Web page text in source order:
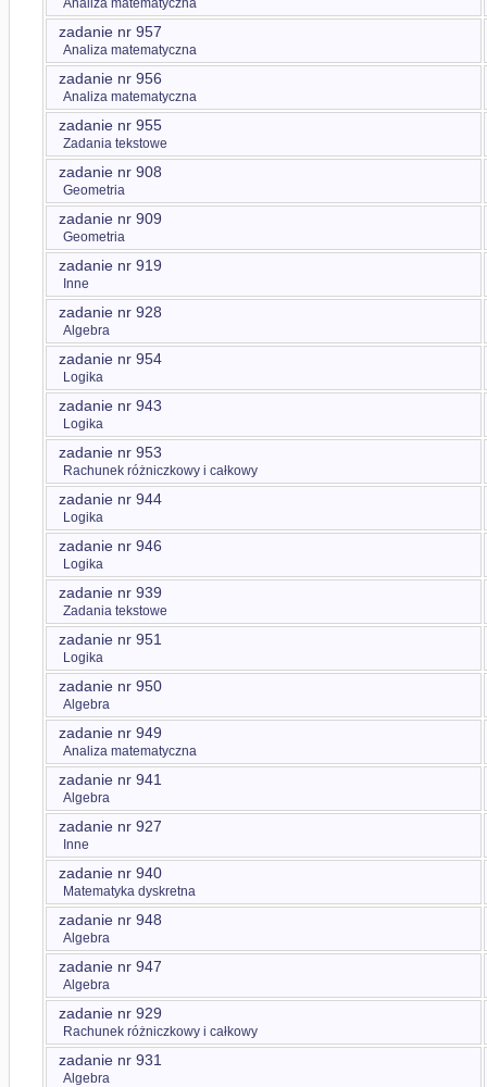
Analiza matematyczna
zadanie nr 957
Analiza matematyczna
zadanie nr 956
Analiza matematyczna
zadanie nr 955
Zadania tekstowe
zadanie nr 908
Geometria
zadanie nr 909
Geometria
zadanie nr 919
Inne
zadanie nr 928
Algebra
zadanie nr 954
Logika
zadanie nr 943
Logika
zadanie nr 953
Rachunek różniczkowy i całkowy
zadanie nr 944
Logika
zadanie nr 946
Logika
zadanie nr 939
Zadania tekstowe
zadanie nr 951
Logika
zadanie nr 950
Algebra
zadanie nr 949
Analiza matematyczna
zadanie nr 941
Algebra
zadanie nr 927
Inne
zadanie nr 940
Matematyka dyskretna
zadanie nr 948
Algebra
zadanie nr 947
Algebra
zadanie nr 929
Rachunek różniczkowy i całkowy
zadanie nr 931
Algebra